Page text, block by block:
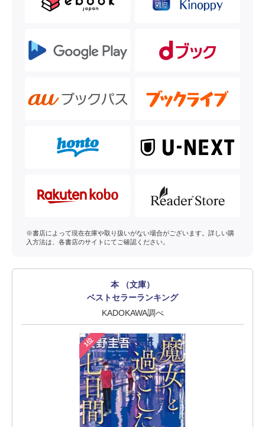
※書店によって現在在庫や取り扱いがない場合がございます。詳しい購
入方法は、各書店のサイトにてご確認ください。
本 （文庫）
ベストセラーランキング
KADOKAWA調べ
1位